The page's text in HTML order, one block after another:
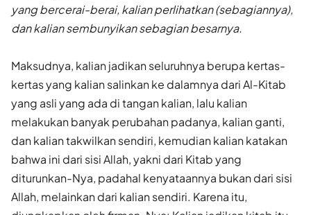
yang bercerai-berai, kalian perlihatkan (sebagiannya),
dan kalian sembunyikan sebagian besarnya.
Maksudnya, kalian jadikan seluruhnya berupa kertas-
kertas yang kalian salinkan ke dalamnya dari Al-Kitab
yang asli yang ada di tangan kalian, lalu kalian
melakukan banyak perubahan padanya, kalian ganti,
dan kalian takwilkan sendiri, kemudian kalian katakan
bahwa ini dari sisi Allah, yakni dari Kitab yang
diturunkan-Nya, padahal kenyataannya bukan dari sisi
Allah, melainkan dari kalian sendiri. Karena itu,